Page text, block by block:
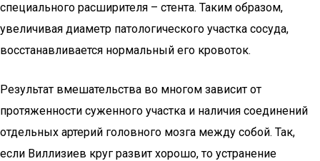
специального расширителя – стента. Таким образом,
увеличивая диаметр патологического участка сосуда,
восстанавливается нормальный его кровоток.
Результат вмешательства во многом зависит от
протяженности суженного участка и наличия соединений
отдельных артерий головного мозга между собой. Так,
если Виллизиев круг развит хорошо, то устранение